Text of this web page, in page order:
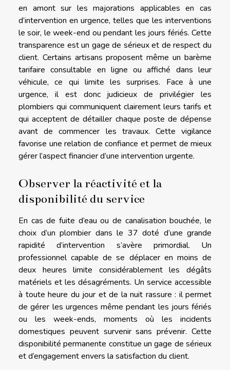
en amont sur les majorations applicables en cas
d’intervention en urgence, telles que les interventions
le soir, le week-end ou pendant les jours fériés. Cette
transparence est un gage de sérieux et de respect du
client. Certains artisans proposent même un barème
tarifaire consultable en ligne ou affiché dans leur
véhicule, ce qui limite les surprises. Face à une
urgence, il est donc judicieux de privilégier les
plombiers qui communiquent clairement leurs tarifs et
qui acceptent de détailler chaque poste de dépense
avant de commencer les travaux. Cette vigilance
favorise une relation de confiance et permet de mieux
gérer l’aspect financier d’une intervention urgente.
Observer la réactivité et la
disponibilité du service
En cas de fuite d’eau ou de canalisation bouchée, le
choix d’un plombier dans le 37 doté d’une grande
rapidité d’intervention s’avère primordial. Un
professionnel capable de se déplacer en moins de
deux heures limite considérablement les dégâts
matériels et les désagréments. Un service accessible
à toute heure du jour et de la nuit rassure : il permet
de gérer les urgences même pendant les jours fériés
ou les week-ends, moments où les incidents
domestiques peuvent survenir sans prévenir. Cette
disponibilité permanente constitue un gage de sérieux
et d’engagement envers la satisfaction du client.